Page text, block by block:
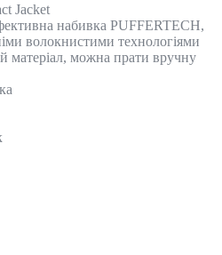
Jacket
набивка PUFFERTECH,
волокнистими технологіями
матеріал, можна прати вручну